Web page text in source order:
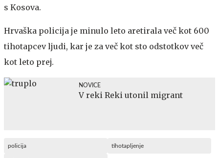
s Kosova.
Hrvaška policija je minulo leto aretirala več kot 600
tihotapcev ljudi, kar je za več kot sto odstotkov več
kot leto prej.
NOVICE
V reki Reki utonil migrant
policija tihotapljenje